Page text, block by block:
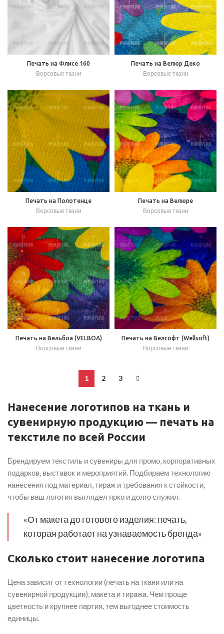
Печать на Флисе 160
Ворсовые ткани
Печать на Велюр Деко
Ворсовые ткани
Печать на Полотенце
Ворсовые ткани
Печать на Велюре
Ворсовые ткани
Печать на Вельбоа (VELBOA)
Ворсовые ткани
Печать на Велсофт (Wellsoft)
Ворсовые ткани
1 2 3
Нанесение логотипов на ткань и
сувенирную продукцию — печать на
текстиле по всей России
Брендируем текстиль и сувениры для промо, корпоративных
подарков, выставок и мероприятий. Подбираем технологию
нанесения под материал, тираж и требования к стойкости,
чтобы ваш логотип выглядел ярко и долго служил.
«От макета до готового изделия: печать,
которая работает на узнаваемость бренда»
Сколько стоит нанесение логотипа
Цена зависит от технологии (печать на ткани или на
сувенирной продукции), макета и тиража. Чем проще
цветность и крупнее партия, тем выгоднее стоимость
единицы.